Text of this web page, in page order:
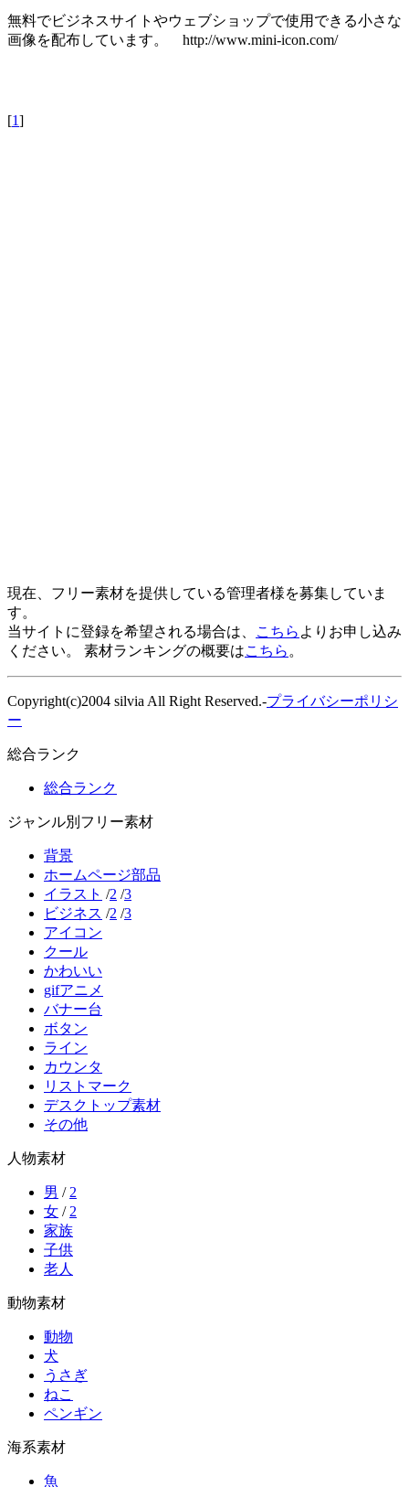
無料でビジネスサイトやウェブショップで使用できる小さな
画像を配布しています。 http://www.mini-icon.com/
[1]
現在、フリー素材を提供している管理者様を募集していま
す。
当サイトに登録を希望される場合は、
こちら よりお申し込み
ください。 素材ランキングの概要はこちら 。
Copyright(c)2004 silvia All Right Reserved.-プライバシーポリシ
ー
総合ランク
総合ランク
ジャンル別フリー素材
背景
ホームページ部品
イラスト /2 /3
ビジネス /2 /3
アイコン
クール
かわいい
gifアニメ
バナー台
ボタン
ライン
カウンタ
リストマーク
デスクトップ素材
その他
人物素材
男 / 2
女 / 2
家族
子供
老人
動物素材
動物
犬
うさぎ
ねこ
ペンギン
海系素材
魚